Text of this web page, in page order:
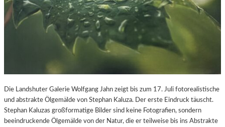
Die Landshuter Galerie Wolfgang Jahn zeigt bis zum 17. Juli fotorealistische
und abstrakte Ölgemälde von Stephan Kaluza. Der erste Eindruck täuscht.
Stephan Kaluzas großformatige Bilder sind keine Fotografien, sondern
beeindruckende Ölgemälde von der Natur, die er teilweise bis ins Abstrakte